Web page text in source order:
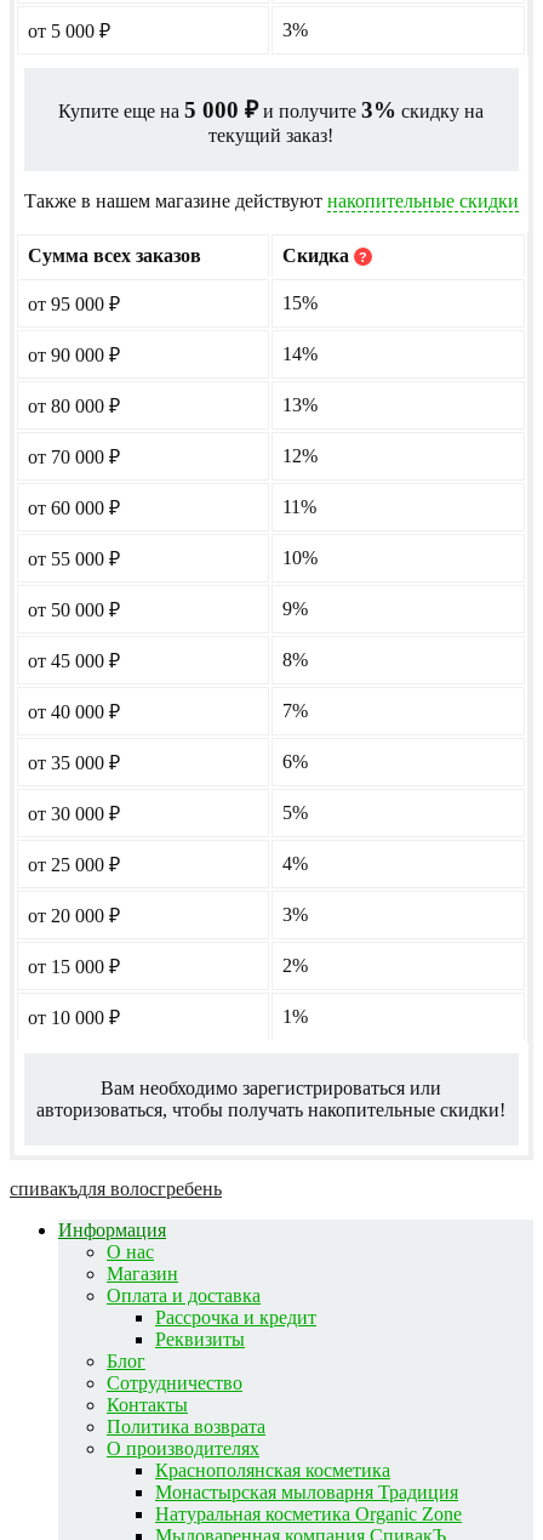
от 5 000 ₽ 3%
Купите еще на5 000₽и получите3% скидку на
текущий заказ!
Также в нашем магазине действуют накопительные скидки
Сумма всех заказов Скидка ?
от 95 000 ₽ 15%
от 90 000 ₽ 14%
от 80 000 ₽ 13%
от 70 000 ₽ 12%
от 60 000 ₽ 11%
от 55 000 ₽ 10%
от 50 000 ₽ 9%
от 45 000 ₽ 8%
от 40 000 ₽ 7%
от 35 000 ₽ 6%
от 30 000 ₽ 5%
от 25 000 ₽ 4%
от 20 000 ₽ 3%
от 15 000 ₽ 2%
от 10 000 ₽ 1%
Вам необходимо зарегистрироваться или
авторизоваться, чтобы получать накопительные скидки!
спивакъдля волосгребень
Информация
О нас
Магазин
Оплата и доставка
Рассрочка и кредит
Реквизиты
Блог
Сотрудничество
Контакты
Политика возврата
О производителях
Краснополянская косметика
Монастырская мыловарня Традиция
Натуральная косметика Organic Zone